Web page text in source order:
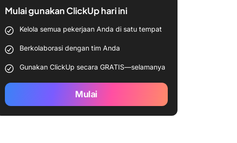
Mulai gunakan ClickUp hari ini
Kelola semua pekerjaan Anda di satu tempat
Berkolaborasi dengan tim Anda
Gunakan ClickUp secara GRATIS—selamanya
Mulai